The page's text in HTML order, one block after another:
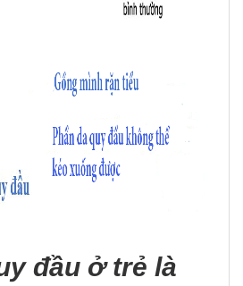
đầu ở trẻ là